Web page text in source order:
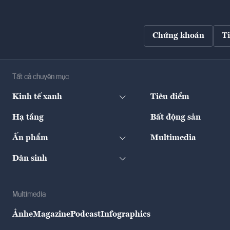
Chứng khoán
Tất cả chuyên mục
Kinh tế xanh Tiêu điểm
Hạ tầng Bất động sản
Ấn phẩm Multimedia
Dân sinh
Multimedia
ẢnheMagazinePodcastInfographics